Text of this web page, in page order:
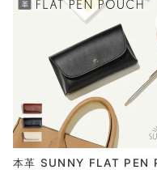
本革 SUNNY FLAT PEN